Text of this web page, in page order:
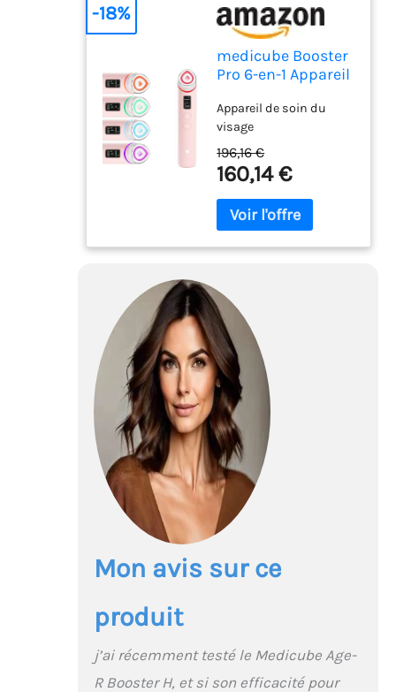
medicube Booster
Pro 6-en-1 Appareil
Verre Rose
Appareil de soin du
visage
196,16 €
160,14 €
-18%
Mon avis sur ce
produit
j’ai récemment testé le Medicube Age-
R Booster H, et si son efficacité pour